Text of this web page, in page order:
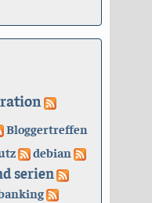
Bloggertreffen
debian
serien